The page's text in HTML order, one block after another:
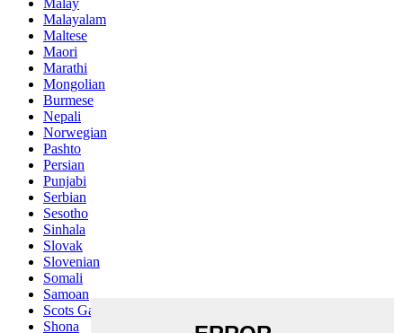
Malay
Malayalam
Maltese
Maori
Marathi
Mongolian
Burmese
Nepali
Norwegian
Pashto
Persian
Punjabi
Serbian
Sesotho
Sinhala
Slovak
Slovenian
Somali
Samoan
Scots Gaelic
Shona